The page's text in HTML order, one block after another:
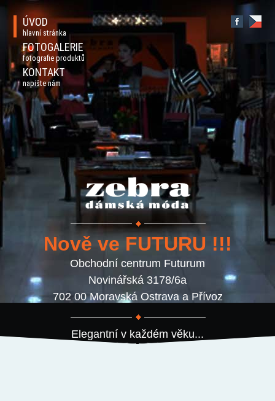
ÚVOD
hlavní stránka
FOTOGALERIE
fotografie produktů
KONTAKT
napište nám
Nově ve FUTURU !!!
Obchodní centrum Futurum
Novinářská 3178/6a
702 00 Moravská Ostrava a Přívoz
Elegantní v každém věku...